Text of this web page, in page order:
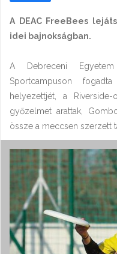
A DEAC FreeBees
idei bajnokságban.
A Debreceni
Sportcampuson
helyezettjét, a
győzelmet arattak,
össze a meccsen szerzett